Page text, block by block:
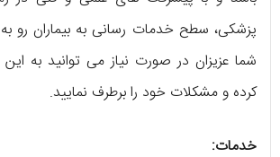
پزشکی، سطح خدمات رسانی به بیماران رو
شما عزیزان در صورت نیاز می توانید به این
کرده و مشکلات خود را برطرف نمایید.
خدمات: